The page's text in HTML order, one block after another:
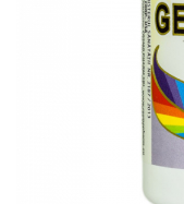
SUPLIMENTE
SUPLIMENTE POTENȚĂ
SUPLIMENTE
SUPLIMENTE SLĂBIRE